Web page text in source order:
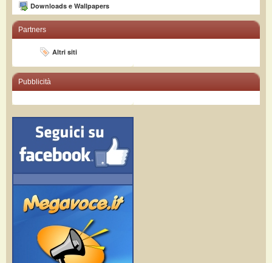
Downloads e Wallpapers
Partners
Altri siti
Pubblicità